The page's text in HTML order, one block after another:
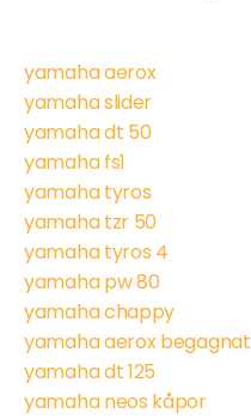
yamaha aerox
yamaha slider
yamaha dt 50
yamaha fs1
yamaha tyros
yamaha tzr 50
yamaha tyros 4
yamaha pw 80
yamaha chappy
yamaha aerox begagnat
yamaha dt 125
yamaha neos kåpor